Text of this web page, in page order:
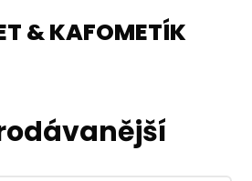
& KAFOMETÍK